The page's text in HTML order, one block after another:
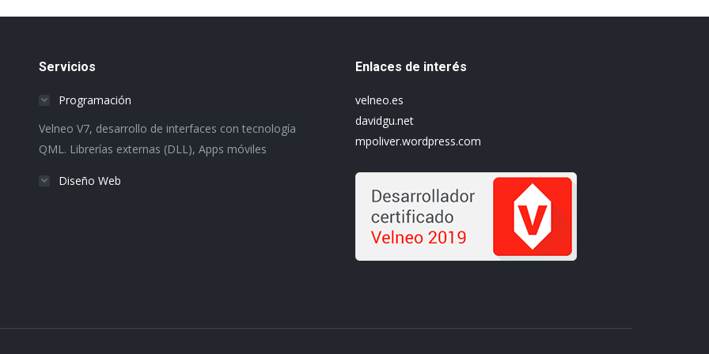
Servicios
Programación
Velneo V7, desarrollo de interfaces con tecnología
QML. Librerías externas (DLL), Apps móviles
Diseño Web
Enlaces de interés
velneo.es
davidgu.net
mpoliver.wordpress.com